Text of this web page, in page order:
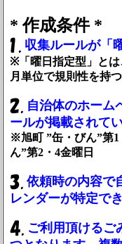
* 作成条件 *
収集ルールが「
※「曜日指定型」とは
月単位で規則性を持
自治体のホーム
ールが掲載されてい
※旭町 ”缶・びん”第1
ん”第2・4金曜日
依頼時の内容で
レンダーが特定で
ご利用頂けるご